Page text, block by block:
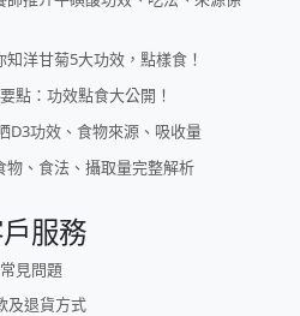
洋甘菊5大功效，點樣食！
點：功效點食大公開！
D3功效、食物來源、吸收量
物、食法、攝取量完整解析
服務
常見問題
及退貨方式